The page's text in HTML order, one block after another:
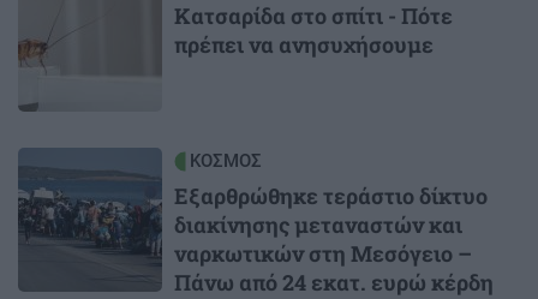
Κατσαρίδα στο σπίτι - Πότε
πρέπει να ανησυχήσουμε
ΚΟΣΜΟΣ
Εξαρθρώθηκε τεράστιο δίκτυο
διακίνησης μεταναστών και
ναρκωτικών στη Μεσόγειο –
Πάνω από 24 εκατ. ευρώ κέρδη